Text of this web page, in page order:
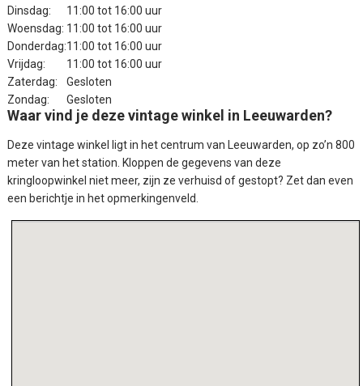
Dinsdag:
11:00 tot 16:00 uur
Woensdag: 11:00 tot 16:00 uur
Donderdag:11:00 tot 16:00 uur
Vrijdag:
11:00 tot 16:00 uur
Zaterdag:
Gesloten
Zondag:
Gesloten
Waar vind je deze vintage winkel in Leeuwarden?
Deze vintage winkel ligt in het centrum van Leeuwarden, op zo’n 800
meter van het station. Kloppen de gegevens van deze
kringloopwinkel niet meer, zijn ze verhuisd of gestopt? Zet dan even
een berichtje in het opmerkingenveld.